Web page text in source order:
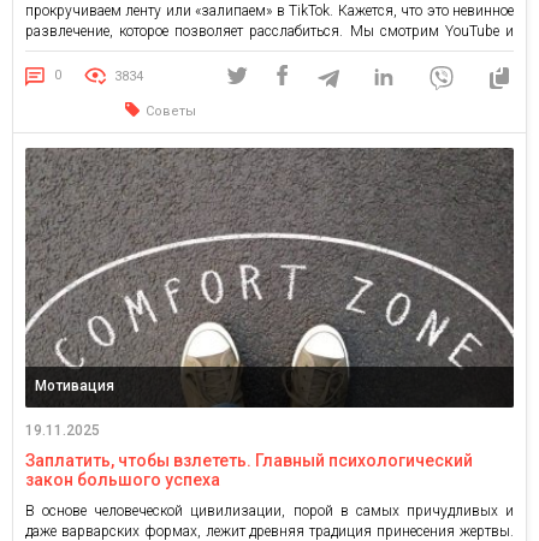
прокручиваем ленту или «залипаем» в TikTok. Кажется, что это невинное
развлечение, которое позволяет расслабиться. Мы смотрим YouTube и
убеждаем себя, что мозг в этот момент отдыхает. Я и сам знаю, как это
работает: заходишь на 5 минут, а опомняешься […]
0 3834
Советы
Мотивация
19.11.2025
Заплатить, чтобы взлететь. Главный психологический
закон большого успеха
В основе человеческой цивилизации, порой в самых причудливых и
даже варварских формах, лежит древняя традиция принесения жертвы.